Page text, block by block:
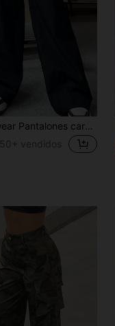
SHEIN EZwear Pantalones cargo de mujer informales de color negro sólido, de tejido con cintura alta y pernera ancha
50+ vendidos